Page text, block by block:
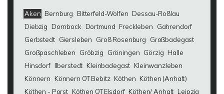
Aken Bernburg Bitterfeld-Wolfen Dessau-Roßlau
Diebzig
Dornbock Dortmund Freckleben
Gahrendorf
Gerbstedt Giersleben Groß Rosenburg
Großbadegast
Großpaschleben
Gröbzig Gröningen Görzig Halle
Hinsdorf Ilberstedt Kleinbadegast Kleinwanzleben
Könnern
Könnern OT Bebitz Köthen Köthen (Anhalt)
Köthen - Porst Köthen OT Elsdorf Köthen/ Anhalt Leipzig